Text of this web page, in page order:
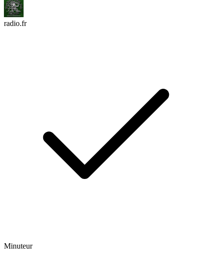
radio.fr
Minuteur